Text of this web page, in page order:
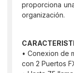
proporciona
organización.
• Conexion de
con 2 Puertos